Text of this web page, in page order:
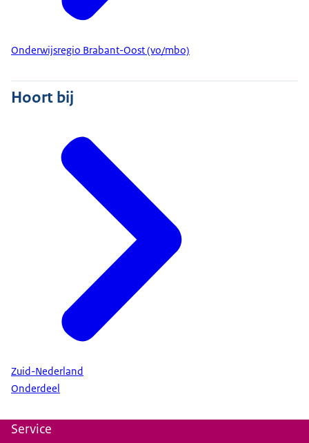
Onderwijsregio Brabant-Oost (vo/mbo)
Hoort bij
Zuid-Nederland
Onderdeel
Service